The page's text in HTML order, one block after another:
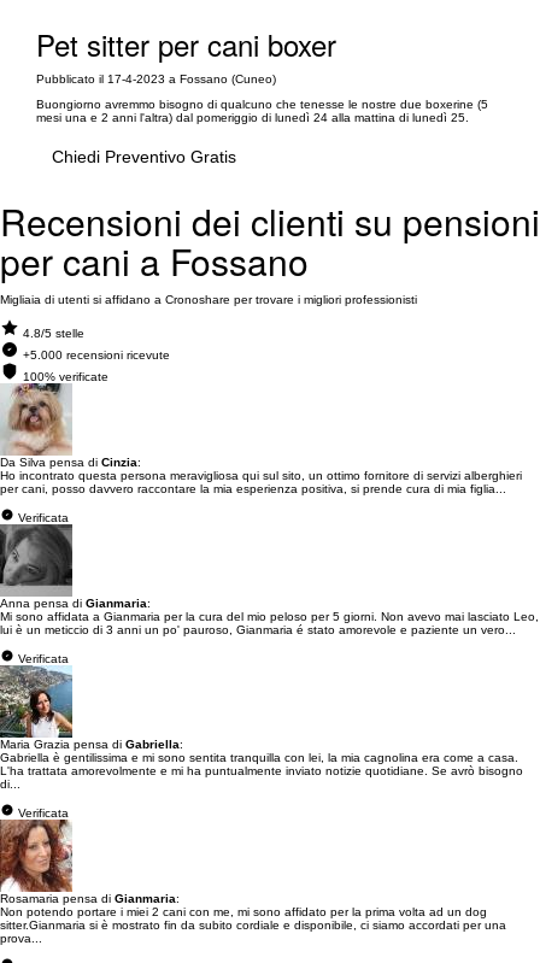
Pet sitter per cani boxer
Pubblicato il 17-4-2023 a Fossano (Cuneo)
Buongiorno avremmo bisogno di qualcuno che tenesse le nostre due boxerine (5
mesi una e 2 anni l'altra) dal pomeriggio di lunedì 24 alla mattina di lunedì 25.
Chiedi Preventivo Gratis
Recensioni dei clienti su pensioni
per cani a Fossano
Migliaia di utenti si affidano a Cronoshare per trovare i migliori professionisti
4.8/5 stelle
+5.000 recensioni ricevute
100% verificate
Da Silva pensa di Cinzia:
Ho incontrato questa persona meravigliosa qui sul sito, un ottimo fornitore di servizi alberghieri
per cani, posso davvero raccontare la mia esperienza positiva, si prende cura di mia figlia...
Verificata
Anna pensa di Gianmaria:
Mi sono affidata a Gianmaria per la cura del mio peloso per 5 giorni. Non avevo mai lasciato Leo,
lui è un meticcio di 3 anni un po' pauroso, Gianmaria é stato amorevole e paziente un vero...
Verificata
Maria Grazia pensa di Gabriella:
Gabriella è gentilissima e mi sono sentita tranquilla con lei, la mia cagnolina era come a casa.
L'ha trattata amorevolmente e mi ha puntualmente inviato notizie quotidiane. Se avrò bisogno
di...
Verificata
Rosamaria pensa di Gianmaria:
Non potendo portare i miei 2 cani con me, mi sono affidato per la prima volta ad un dog
sitter.Gianmaria si è mostrato fin da subito cordiale e disponibile, ci siamo accordati per una
prova...